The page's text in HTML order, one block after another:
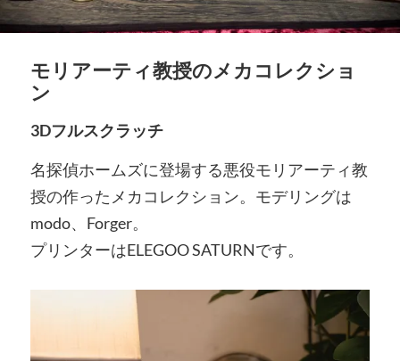
モリアーティ教授のメカコレクショ
ン
3Dフルスクラッチ
名探偵ホームズに登場する悪役モリアーティ教
授の作ったメカコレクション。モデリングは
modo、Forger。
プリンターはELEGOO SATURNです。